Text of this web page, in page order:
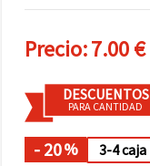
Precio:7.00 €
DESCUENTOS
PARA CANTIDAD
- 20% 3-4 caja